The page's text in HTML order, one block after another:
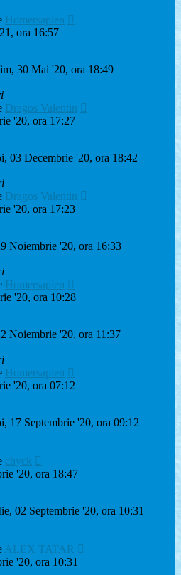
Homersapien
ora 16:57
30 Mai '20, ora 18:49
Dragos Valentin
'20, ora 17:27
03 Decembrie '20, ora 18:42
Dragos Valentin
'20, ora 17:23
Noiembrie '20, ora 16:33
Homersapien
'20, ora 10:28
Noiembrie '20, ora 11:37
Homersapien
'20, ora 07:12
17 Septembrie '20, ora 09:12
chyck
'20, ora 18:47
02 Septembrie '20, ora 10:31
ALEX TATAR
'20, ora 10:31